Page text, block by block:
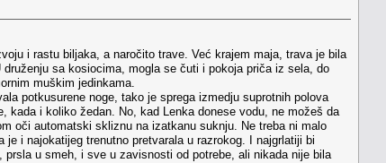
i rastu biljaka, a naročito trave. Već krajem maja, trava je bila
sa kosiocima, mogla se čuti i pokoja priča iz sela, do
muškim jedinkama.
potkusurene noge, tako je sprega izmedju suprotnih polova
i koliko žedan. No, kad Lenka donese vodu, ne možeš da
oči automatski skliznu na izatkanu suknju. Ne treba ni malo
i najokatijeg trenutno pretvarala u razrokog. I najgrlatiji bi
u smeh, i sve u zavisnosti od potrebe, ali nikada nije bila